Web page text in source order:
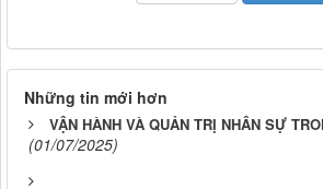
Những tin mới hơn
VẬN HÀNH VÀ QUẢN TRỊ NHÂN SỰ
(01/07/2025)